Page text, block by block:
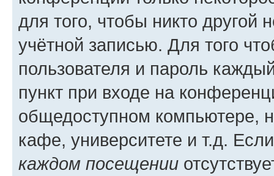
для того, чтобы никто другой
учётной записью. Для того
пользователя и пароль
пункт при входе на
общедоступном компьютере,
кафе, университете и т.д.
каждом посещении